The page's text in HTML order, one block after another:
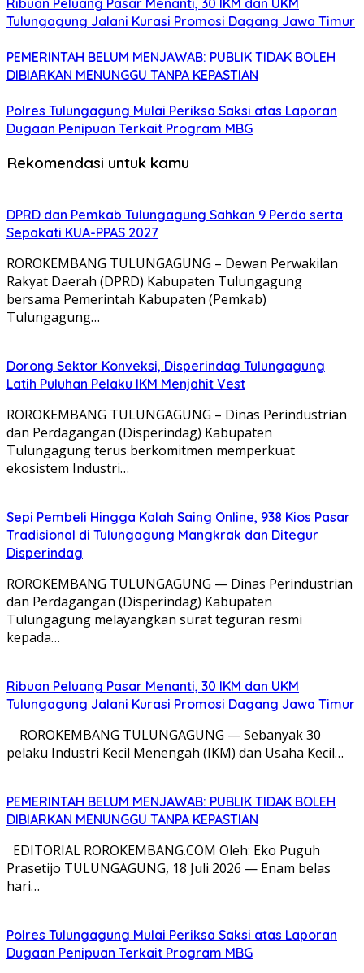
Ribuan Peluang Pasar Menanti, 30 IKM dan UKM
Tulungagung Jalani Kurasi Promosi Dagang Jawa Timur
PEMERINTAH BELUM MENJAWAB: PUBLIK TIDAK BOLEH
DIBIARKAN MENUNGGU TANPA KEPASTIAN
Polres Tulungagung Mulai Periksa Saksi atas Laporan
Dugaan Penipuan Terkait Program MBG
Rekomendasi untuk kamu
DPRD dan Pemkab Tulungagung Sahkan 9 Perda serta
Sepakati KUA-PPAS 2027
ROROKEMBANG TULUNGAGUNG – Dewan Perwakilan
Rakyat Daerah (DPRD) Kabupaten Tulungagung
bersama Pemerintah Kabupaten (Pemkab)
Tulungagung…
Dorong Sektor Konveksi, Disperindag Tulungagung
Latih Puluhan Pelaku IKM Menjahit Vest
​ROROKEMBANG TULUNGAGUNG – Dinas Perindustrian
dan Perdagangan (Disperindag) Kabupaten
Tulungagung terus berkomitmen memperkuat
ekosistem Industri…
Sepi Pembeli Hingga Kalah Saing Online, 938 Kios Pasar
Tradisional di Tulungagung Mangkrak dan Ditegur
Disperindag
ROROKEMBANG TULUNGAGUNG — Dinas Perindustrian
dan Perdagangan (Disperindag) Kabupaten
Tulungagung melayangkan surat teguran resmi
kepada…
Ribuan Peluang Pasar Menanti, 30 IKM dan UKM
Tulungagung Jalani Kurasi Promosi Dagang Jawa Timur
​ ROROKEMBANG TULUNGAGUNG — Sebanyak 30
pelaku Industri Kecil Menengah (IKM) dan Usaha Kecil…
PEMERINTAH BELUM MENJAWAB: PUBLIK TIDAK BOLEH
DIBIARKAN MENUNGGU TANPA KEPASTIAN
EDITORIAL ROROKEMBANG.COM Oleh: Eko Puguh
Prasetijo TULUNGAGUNG, 18 Juli 2026 — Enam belas
hari…
Polres Tulungagung Mulai Periksa Saksi atas Laporan
Dugaan Penipuan Terkait Program MBG